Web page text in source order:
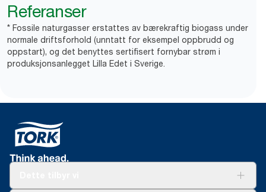
Referanser
* Fossile naturgasser erstattes av bærekraftig biogass under
normale driftsforhold (unntatt for eksempel oppbrudd og
oppstart), og det benyttes sertifisert fornybar strøm i
produksjonsanlegget Lilla Edet i Sverige.